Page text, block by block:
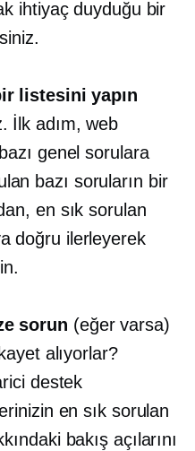
ihtiyaç duyduğu bir
listesini yapın
İlk adım, web
genel sorulara
bazı soruların bir
en sık sorulan
doğru ilerleyerek
sorun (eğer varsa)
alıyorlar?
destek
en sık sorulan
bakış açılarını